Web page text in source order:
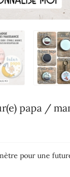
papa /
pour une